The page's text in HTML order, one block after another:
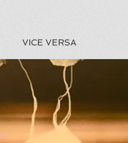
VICE VERSA